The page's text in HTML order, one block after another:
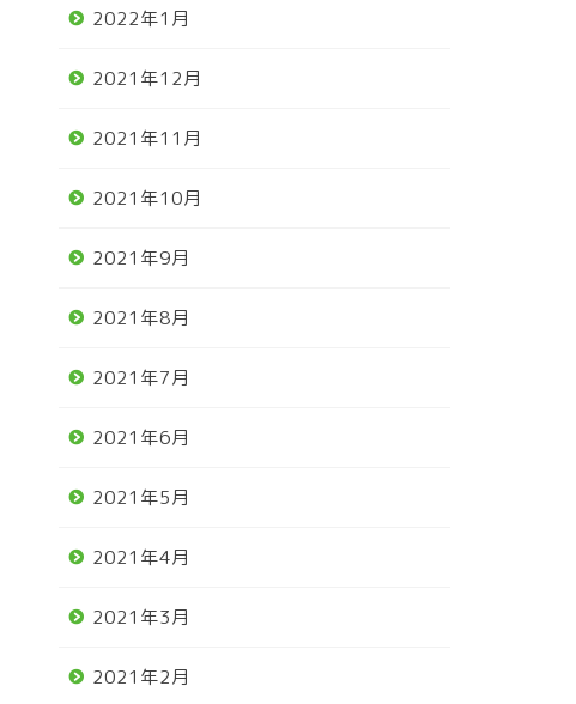
2022年1月
2021年12月
2021年11月
2021年10月
2021年9月
2021年8月
2021年7月
2021年6月
2021年5月
2021年4月
2021年3月
2021年2月